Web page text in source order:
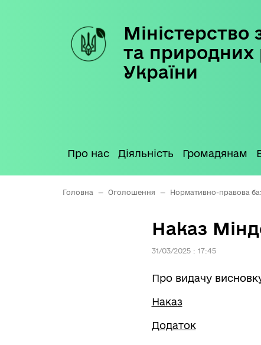
Міністерство
та природних
України
Про нас Діяльність Громадянам
Головна — Оголошення — Нормативно-правова
Наказ
31/03/2025 : 17:45
Про видачу
Наказ
Додаток